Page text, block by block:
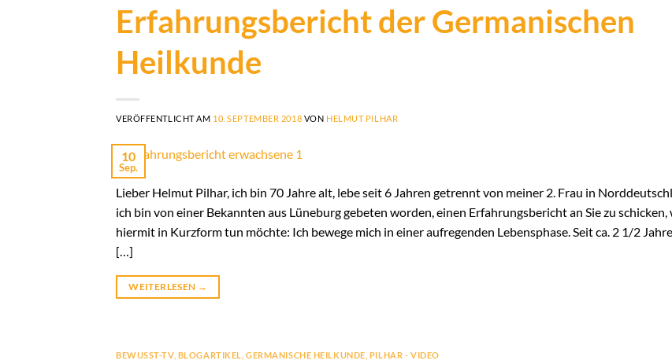
Erfahrungsbericht der Germanischen
Heilkunde
VERÖFFENTLICHT AM 10. SEPTEMBER 2018 VON HELMUT PILHAR
10
Sep.
Lieber Helmut Pilhar, ich bin 70 Jahre alt, lebe seit 6 Jahren getrennt von meiner 2. Frau in
ich bin von einer Bekannten aus Lüneburg gebeten worden, einen Erfahrungsbericht an Sie zu schicken,
hiermit in Kurzform tun möchte: Ich bewege mich in einer aufregenden Lebensphase. Seit ca. 2 1/2
[…]
WEITERLESEN →
BEWUSST-TV, BLOGARTIKEL ,GERMANISCHE HEILKUNDE PILHAR - VIDEO